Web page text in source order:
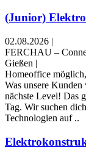
(Junior)
02.08.2026 |
FERCHAU –
Gießen |
Homeoffice
Was unsere
nächste Level! Das
Tag. Wir suchen
Technologien auf ..